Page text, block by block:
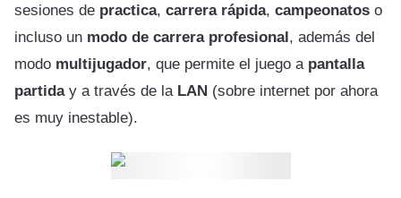
sesiones de practica, carrera rápida, campeonatos o
incluso un modo de carrera profesional, además del
modo multijugador, que permite el juego a pantalla
partiday a través de la LAN (sobre internet por ahora
es muy inestable).